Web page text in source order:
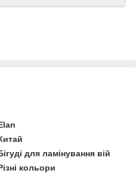
для ламінування вій
кольори